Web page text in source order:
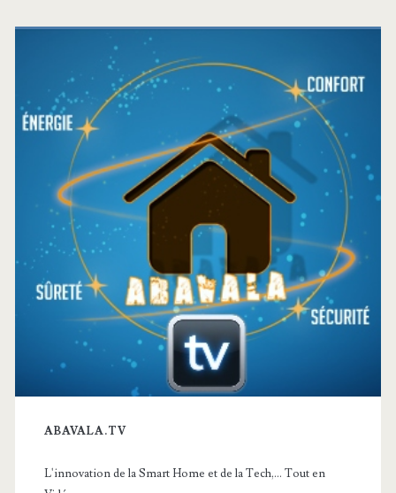
Barre
latérale
principale
ABAVALA.TV
L'innovation de la Smart Home et de la Tech,... Tout en